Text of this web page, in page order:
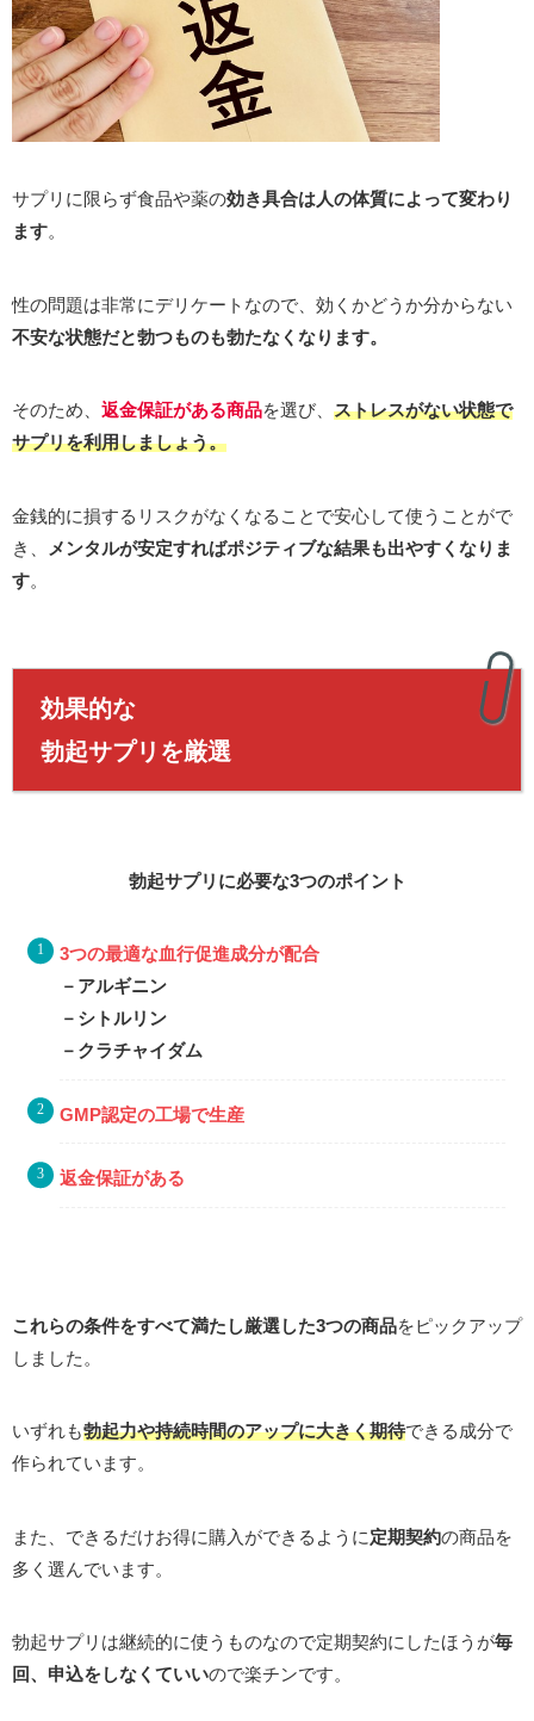
サプリに限らず食品や薬の効き具合は人の体質によって変わり
ます。
性の問題は非常にデリケートなので、効くかどうか分からない
不安な状態だと勃つものも勃たなくなります。
そのため、 返金保証がある商品を選び、 ストレスがない状態で
サプリを利用しましょう。
金銭的に損するリスクがなくなることで安心して使うことがで
き、
メンタルが安定すればポジティブな結果も出やすくなりま
す。
効果的な
勃起サプリを厳選
勃起サプリに必要な3つのポイント
3つの最適な血行促進成分が配合
－アルギニン
－シトルリン
－クラチャイダム
GMP認定の工場で生産
返金保証がある
これらの条件をすべて満たし厳選した3つの商品をピックアップ
しました。
いずれも勃起力や持続時間のアップに大きく期待できる成分で
作られています。
また、できるだけお得に購入ができるように定期契約の商品を
多く選んでいます。
勃起サプリは継続的に使うものなので定期契約にしたほうが毎
回、申込をしなくていいので楽チンです。